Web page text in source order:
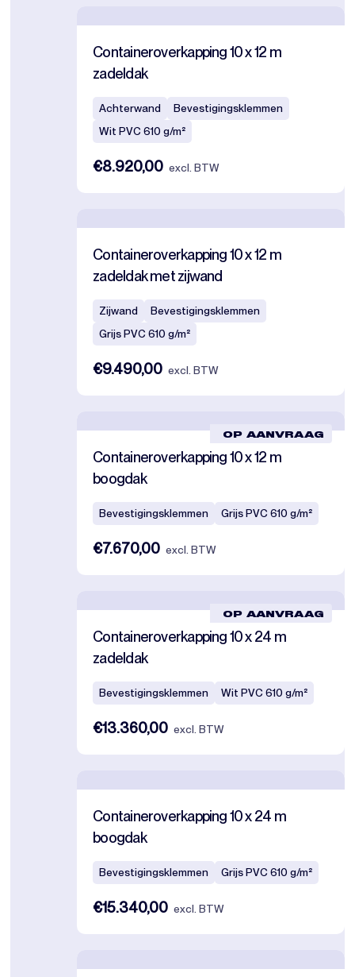
Containeroverkapping 10 x 12 m
zadeldak
Achterwand
Bevestigingsklemmen
Wit PVC 610 g/m²
€8.920,00 excl. BTW
Containeroverkapping 10 x 12 m
zadeldak met zijwand
Zijwand
Bevestigingsklemmen
Grijs PVC 610 g/m²
€9.490,00 excl. BTW
OP AANVRAAG
Containeroverkapping 10 x 12 m
boogdak
Bevestigingsklemmen Grijs PVC 610 g/m²
€7.670,00 excl. BTW
OP AANVRAAG
Containeroverkapping 10 x 24 m
zadeldak
Bevestigingsklemmen Wit PVC 610 g/m²
€13.360,00 excl. BTW
Containeroverkapping 10 x 24 m
boogdak
Bevestigingsklemmen Grijs PVC 610 g/m²
€15.340,00 excl. BTW